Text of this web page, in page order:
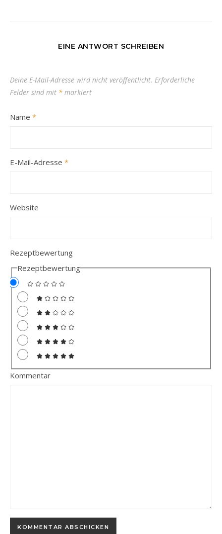
EINE ANTWORT SCHREIBEN
Deine E-Mail-Adresse wird nicht veröffentlicht. Erforderliche
Felder sind mit * markiert
Name *
E-Mail-Adresse *
Website
Rezeptbewertung
Rezeptbewertung
Kommentar